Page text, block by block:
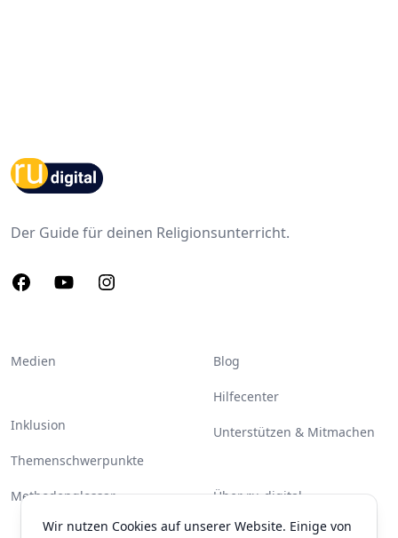
Wir nutzen Cookies auf unserer Website. Einige von
Footer
Der Guide für deinen Religionsunterricht.
FacebookYoutubeInstagram
Medien
Inklusion
Themenschwerpunkte
Methodenglossar
Blog
Hilfecenter
Unterstützen & Mitmachen
Über ru-digital
Partner & Unterstützer